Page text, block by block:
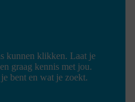
kunnen klikken. Laat je
graag kennis met jou.
bent en wat je zoekt.